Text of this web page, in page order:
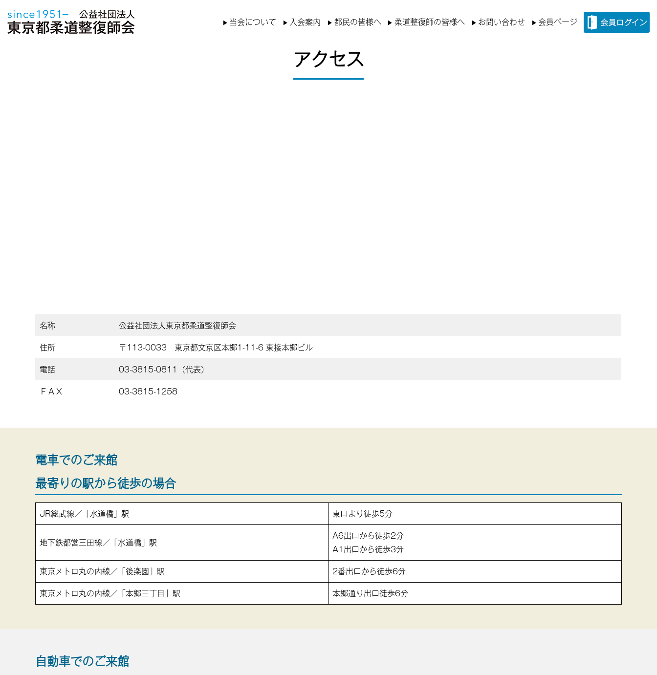
当会について 入会案内 都民の皆様へ 柔道整復師の皆様へ お問い合わせ 会員ページ
アクセス
名称 公益社団法人東京都柔道整復師会
住所 〒113-0033 東京都文京区本郷1-11-6 東接本郷ビル
電話 03-3815-0811（代表）
ＦＡＸ 03-3815-1258
電車でのご来館
最寄りの駅から徒歩の場合
JR総武線／「水道橋」駅 東口より徒歩5分
地下鉄都営三田線／「水道橋」駅
A6出口から徒歩2分
A1出口から徒歩3分
東京メトロ丸の内線／「後楽園」駅 2番出口から徒歩6分
東京メトロ丸の内線／「本郷三丁目」駅 本郷通り出口徒歩6分
自動車でのご来館